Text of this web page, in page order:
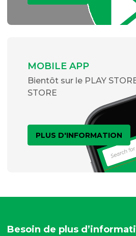
MOBILE APP
Bientôt sur le PLAY
STORE
PLUS D'INFORMATION
Besoin de plus